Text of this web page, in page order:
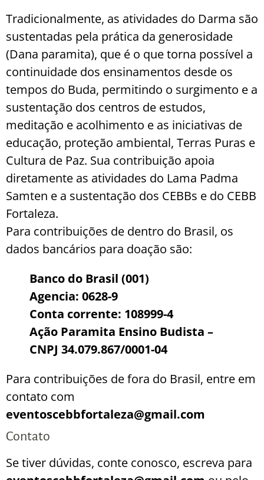
Tradicionalmente, as atividades do Darma são
sustentadas pela prática da generosidade
(Dana paramita), que é o que torna possível a
continuidade dos ensinamentos desde os
tempos do Buda, permitindo o surgimento e a
sustentação dos centros de estudos,
meditação e acolhimento e as iniciativas de
educação, proteção ambiental, Terras Puras e
Cultura de Paz. Sua contribuição apoia
diretamente as atividades do Lama Padma
Samten e a sustentação dos CEBBs e do CEBB
Fortaleza.
Para contribuições de dentro do Brasil, os
dados bancários para doação são:
Banco do Brasil (001)
Agencia: 0628-9
Conta corrente: 108999-4
Ação Paramita Ensino Budista –
CNPJ 34.079.867/0001-04
Para contribuições de fora do Brasil, entre em
contato com
eventoscebbfortaleza@gmail.com
Contato
Se tiver dúvidas, conte conosco, escreva para